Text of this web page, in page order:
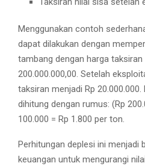
Menggunakan contoh
dapat dilakukan dengan
tambang dengan harga taksiran
200.000.000,00. Setelah
taksiran menjadi Rp
dihitung dengan rumus: (Rp
100.000 = Rp 1.800 per ton.
Perhitungan deplesi ini menjadi
keuangan untuk mengurangi